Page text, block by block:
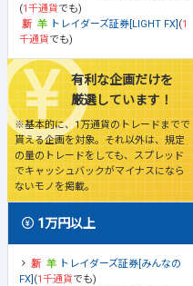
(1千通貨でも)
トレイダーズ証券[LIGHT FX] (1
千通貨でも)
有利な企画だけを
厳選しています！
※基本的に、1万通貨のトレードまでで
貰える企画を対象。それ以外は、規定
の量のトレードをしても、スプレッド
でキャッシュバックがマイナスになら
ないモノを掲載。
1万円以上
トレイダーズ証券[みんなの
FX] (1千通貨でも)